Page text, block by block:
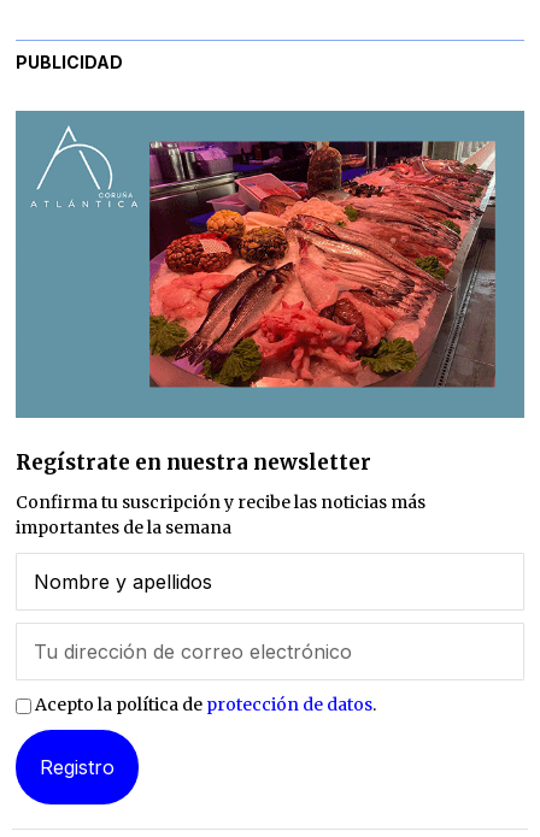
PUBLICIDAD
Regístrate en nuestra newsletter
Confirma tu suscripción y recibe las noticias más
importantes de la semana
Acepto la política de protección de datos.